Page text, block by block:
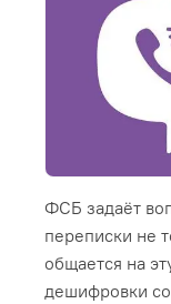
ФСБ задаёт
переписки не
общается на
дешифровки